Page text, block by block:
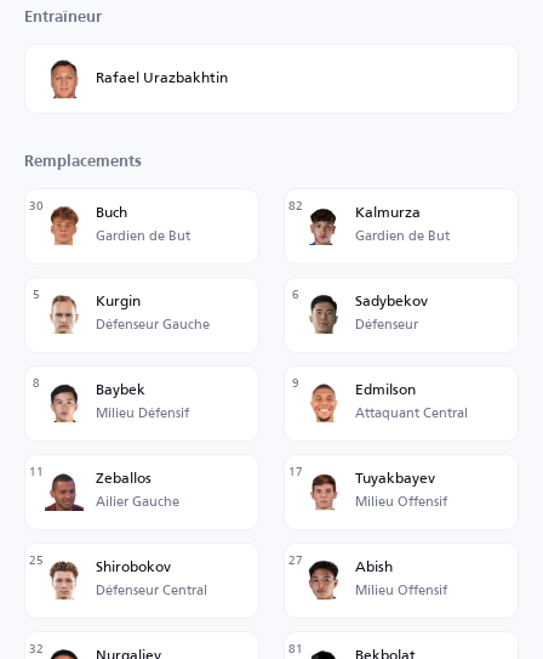
Entraîneur
Rafael Urazbakhtin
Remplacements
30 Buch
Gardien de But
82 Kalmurza
Gardien de But
5 Kurgin
Défenseur Gauche
6 Sadybekov
Défenseur
8 Baybek
Milieu Défensif
9 Edmilson
Attaquant Central
11 Zeballos
Ailier Gauche
17 Tuyakbayev
Milieu Offensif
25 Shirobokov
Défenseur Central
27 Abish
Milieu Offensif
32 81